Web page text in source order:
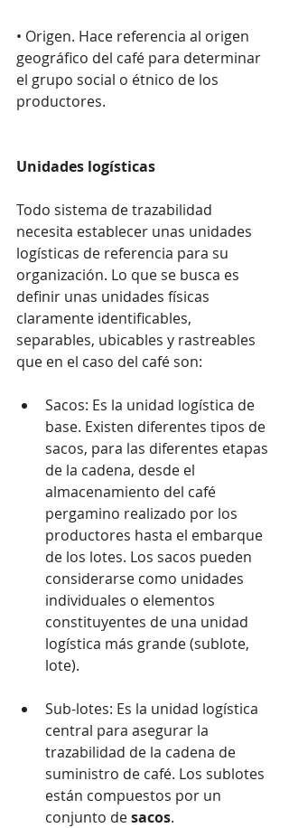
• Origen. Hace referencia al origen
geográfico del café para determinar
el grupo social o étnico de los
productores.
Unidades logísticas
Todo sistema de trazabilidad
necesita establecer unas unidades
logísticas de referencia para su
organización. Lo que se busca es
definir unas unidades físicas
claramente identificables,
separables, ubicables y rastreables
que en el caso del café son:
Sacos: Es la unidad logística de
base. Existen diferentes tipos de
sacos, para las diferentes etapas
de la cadena, desde el
almacenamiento del café
pergamino realizado por los
productores hasta el embarque
de los lotes. Los sacos pueden
considerarse como unidades
individuales o elementos
constituyentes de una unidad
logística más grande (sublote,
lote).
Sub-lotes: Es la unidad logística
central para asegurar la
trazabilidad de la cadena de
suministro de café. Los sublotes
están compuestos por un
conjunto de sacos.